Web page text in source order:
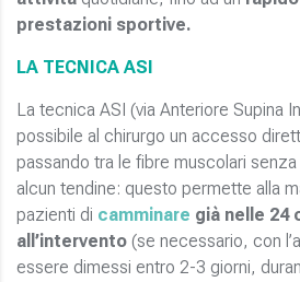
prestazioni sportive.
LA TECNICA ASI
La tecnica ASI (via Anteriore Supina
possibile al chirurgo un accesso
passando tra le fibre muscolari
alcun tendine: questo permette alla
pazienti di camminare già nelle 24
all’intervento (se necessario, con
essere dimessi entro 2-3 giorni,